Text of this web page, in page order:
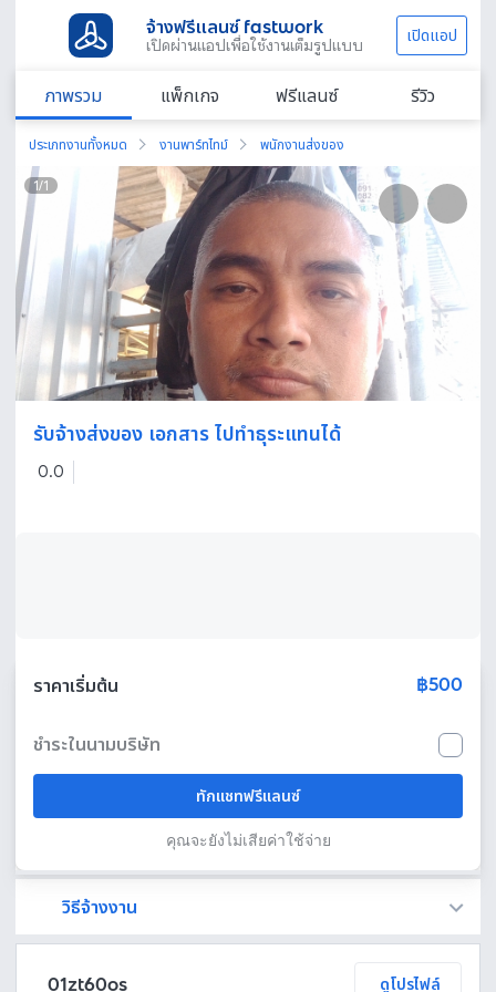
จ้างฟรีแลนซ์ fastwork
เปิดผ่านแอปเพื่อใช้งานเต็มรูปแบบ เปิดแอป
ภาพรวม แพ็กเกจ ฟรีแลนซ์ รีวิว
ประเภทงานทั้งหมด งานพาร์ทไทม์ พนักงานส่งของ
1/1
รับจ้างส่งของ เอกสาร ไปทำธุระแทนได้
0.0
ราคาเริ่มต้น ฿500
ชำระในนามบริษัท
ทักแชทฟรีแลนซ์
คุณจะยังไม่เสียค่าใช้จ่าย
วิธีจ้างงาน
01zt60os ดูโปรไฟล์